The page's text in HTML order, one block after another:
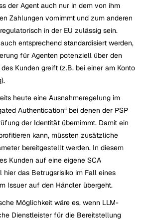
der Agent auch nur in dem von ihm
Zahlungen vornimmt und zum anderen
in der EU zulässig sein.
entsprechend standardisiert werden,
für Agenten potenziell über den
Kunden greift (z.B. bei einer am Konto
heute eine Ausnahmeregelung im
Authentication“ bei denen der PSP
der Identität übernimmt. Damit ein
kann, müssten zusätzliche
bereitgestellt werden. In diesem
Kunden auf eine eigene SCA
hier das Betrugsrisiko im Fall eines
Issuer auf den Händler übergeht.
Möglichkeit wäre es, wenn LLM-
Dienstleister für die Bereitstellung